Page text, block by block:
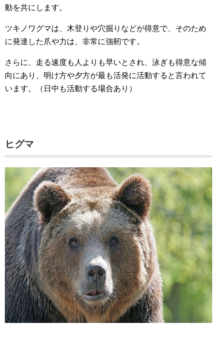
動を共にします。
ツキノワグマは、木登りや穴掘りなどが得意で、そのため
に発達した爪や力は、非常に強靭です。
さらに、走る速度も人よりも早いとされ、泳ぎも得意な傾
向にあり、明け方や夕方が最も活発に活動すると言われて
います。（日中も活動する場合あり）
ヒグマ